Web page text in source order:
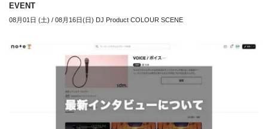
EVENT
08月01日 (土) / 08月16日(日) DJ Product COLOUR SCENE